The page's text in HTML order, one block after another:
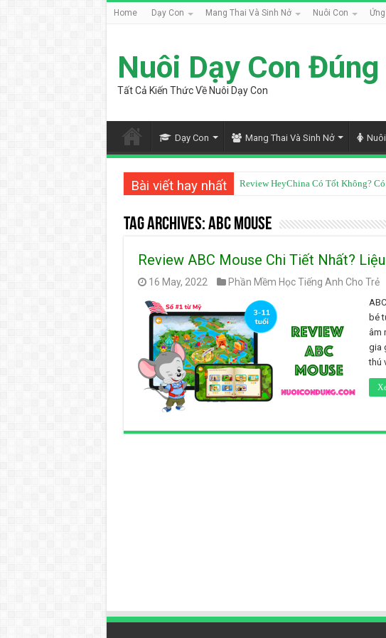
Home Dạy Con Mang Thai Và Sinh Nở Nuôi Con
Nuôi Dạy Con Đúng
Tất Cả Kiến Thức Về Nuôi Dạy Con
Dạy Con Mang Thai Và Sinh Nở
Bài viết hay nhất Review HeyChina Có Tốt Không?
Tag Archives:ABC Mouse
Review ABC Mouse Chi Tiết Nhất?
16 May, 2022 Phần Mềm Học Tiếng Anh Cho Trẻ
bé
âm
gia
thú